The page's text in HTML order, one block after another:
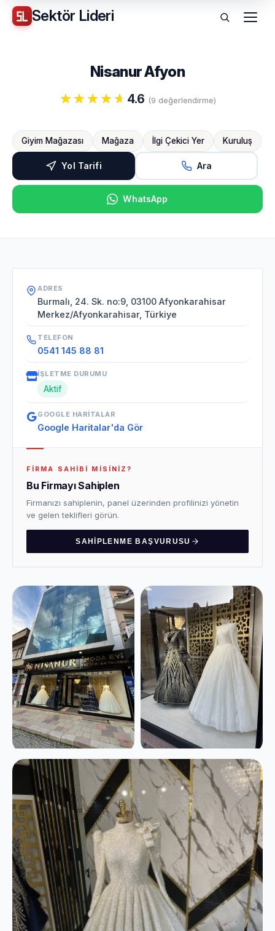
Sektör Lideri Menü
Nisanur Afyon
4.6 (9 değerlendirme)
Giyim Mağazası Mağaza İlgi Çekici Yer Kuruluş
Yol Tarifi Ara
WhatsApp
ADRES
Burmalı, 24. Sk. no:9, 03100 Afyonkarahisar
Merkez/Afyonkarahisar, Türkiye
TELEFON
0541 145 88 81
İŞLETME DURUMU
Aktif
GOOGLE HARITALAR
Google Haritalar'da Gör
FIRMA SAHIBI MISINIZ?
Bu Firmayı Sahiplen
Firmanızı sahiplenin, panel üzerinden profilinizi yönetin
ve gelen teklifleri görün.
SAHIPLENME BAŞVURUSU